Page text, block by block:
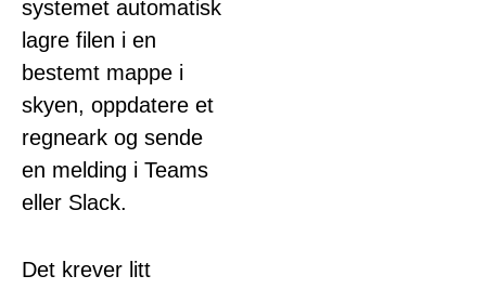
systemet automatisk
lagre filen i en
bestemt mappe i
skyen, oppdatere et
regneark og sende
en melding i Teams
eller Slack.
Det krever litt